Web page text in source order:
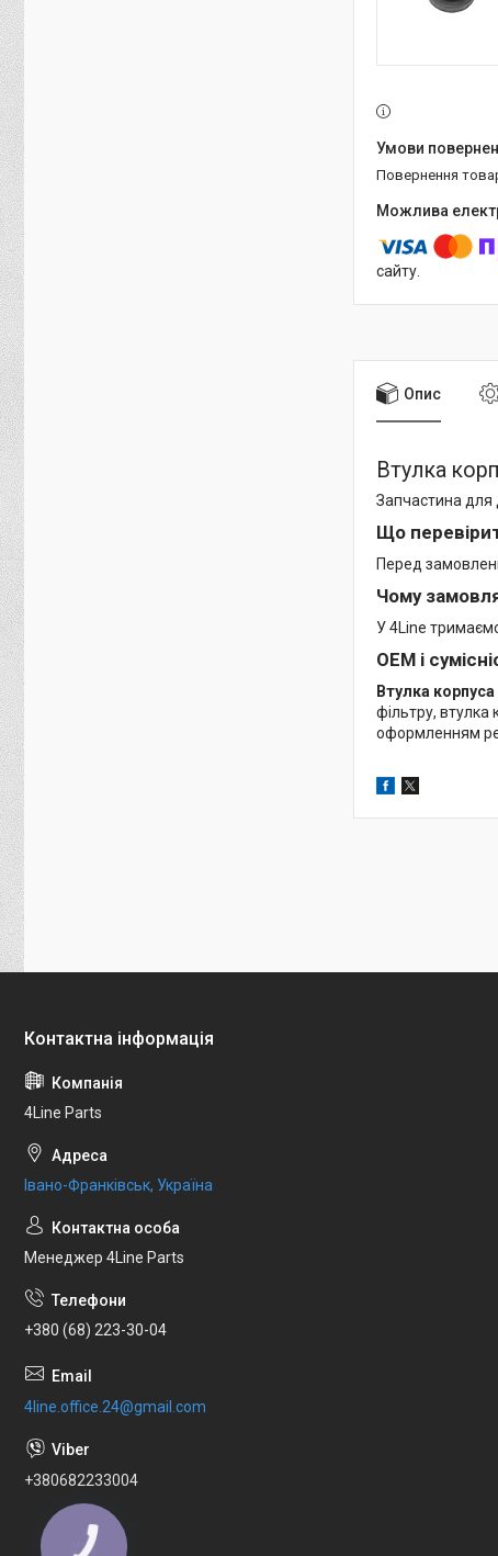
повернення
сайту.
Опис
Втулка
Запчастина для
Що
Перед
Чому
У 4Line
OEM і
Втулка
фільтру, втулка
оформленням
4Line Parts
Івано-Франківськ, Україна
Менеджер 4Line Parts
+380 (68) 223-30-04
4line.office.24@gmail.com
+380682233004
КНОПКА
ЗВ'ЯЗКУ